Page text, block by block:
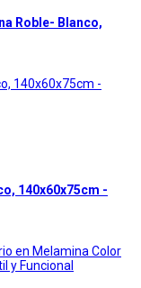
Roble- Blanco,
140x60x75cm -